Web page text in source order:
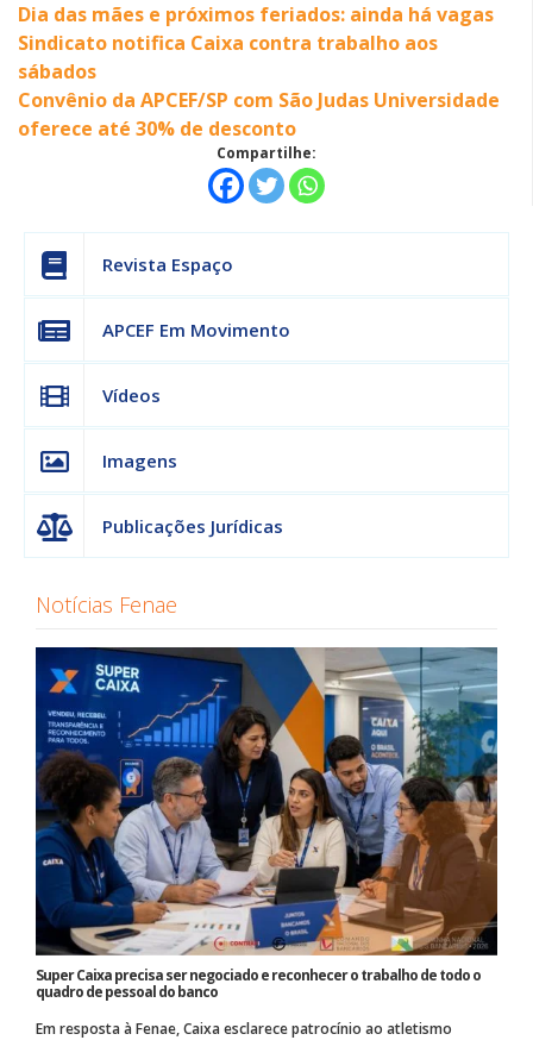
Dia das mães e próximos feriados: ainda há vagas
Sindicato notifica Caixa contra trabalho aos
sábados
Convênio da APCEF/SP com São Judas Universidade
oferece até 30% de desconto
Compartilhe:
Revista Espaço
APCEF Em Movimento
Vídeos
Imagens
Publicações Jurídicas
Notícias Fenae
Super Caixa precisa ser negociado e reconhecer o trabalho de todo o
quadro de pessoal do banco
Em resposta à Fenae, Caixa esclarece patrocínio ao atletismo